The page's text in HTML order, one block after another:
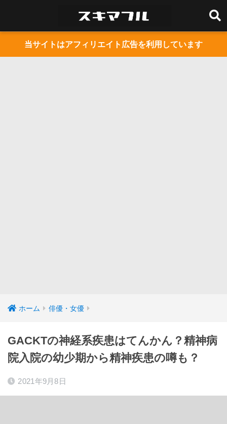
当サイトはアフィリエイト広告を利用しています
ホーム 俳優・女優
GACKTの神経系疾患はてんかん？精神病
院入院の幼少期から精神疾患の噂も？
2021年9月8日